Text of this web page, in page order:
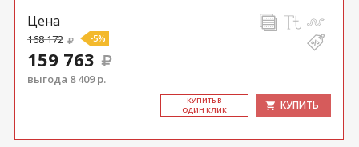
Цена
168 172 -5%
159 763
выгода 8 409 р.
КУ­ПИТЬ В
ОДИН КЛИК
КУПИТЬ